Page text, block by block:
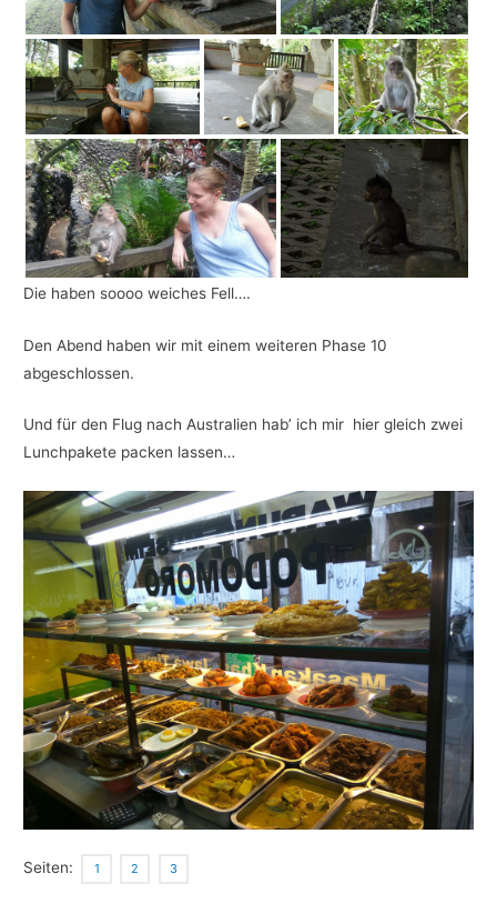
Die haben soooo weiches Fell….
Den Abend haben wir mit einem weiteren Phase 10
abgeschlossen.
Und für den Flug nach Australien hab’ ich mir hier gleich zwei
Lunchpakete packen lassen…
Seiten: 1 2 3